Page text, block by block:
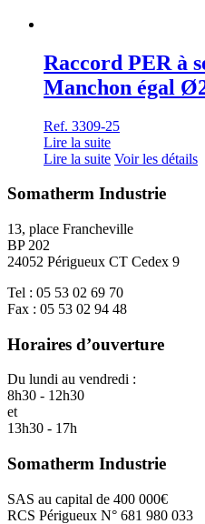
Raccord PER à
Manchon égal
Ref. 3309-25
Lire la suite
Lire la suite Voir les détails
Somatherm Industrie
13, place Francheville
BP 202
24052 Périgueux CT Cedex 9
Tel : 05 53 02 69 70
Fax : 05 53 02 94 48
Horaires d’ouverture
Du lundi au vendredi :
8h30 - 12h30
et
13h30 - 17h
Somatherm Industrie
SAS au capital de 400 000€
RCS Périgueux N° 681 980 033